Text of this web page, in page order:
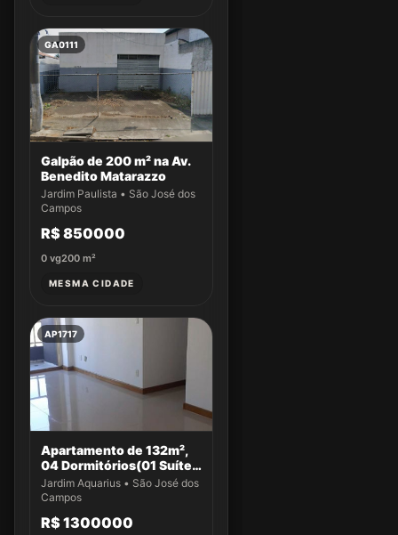
GA0111
Galpão de 200 m² na Av.
Benedito Matarazzo
Jardim Paulista • São José dos
Campos
R$ 850000
0 vg200 m²
MESMA CIDADE
AP1717
Apartamento de 132m²,
04 Dormitórios(01 Suíte)
a venda no Jardim
Aquarius
Jardim Aquarius • São José dos
Campos
R$ 1300000